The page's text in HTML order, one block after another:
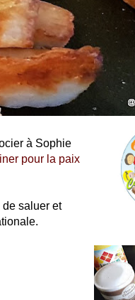
à Sophie
pour la paix
saluer et